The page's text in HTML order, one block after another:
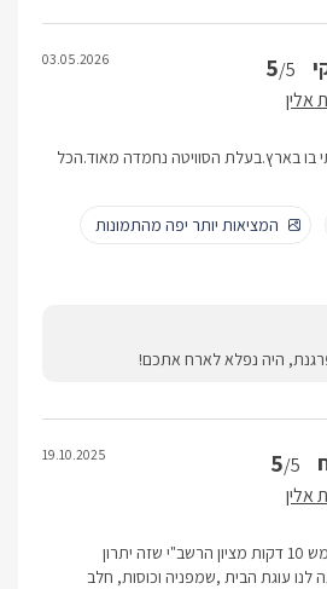
5/5
אלין
03.05.2026
בו בארץ.בעלת הסוויטה נחמדה מאוד.הכל
המציאות יותר יפה מהתמונות
היה נפלא לארח אתכם!
5/5
אלין
19.10.2025
כשהגענו לישוב הבנו שזה ממש 10 דקות מציון הרשב"י שזה יתרון
לנו עוגת הבית ,שמפניה וכוסות, חלב